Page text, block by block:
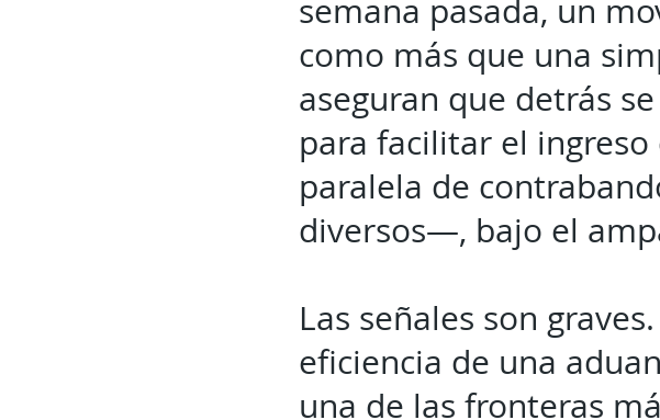
semana pasada, un
como más que una
aseguran que detrás
para facilitar el
paralela de
diversos—, bajo el
Las señales son
eficiencia de una
una de las fronteras